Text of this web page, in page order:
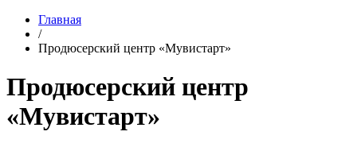
Главная
/
Продюсерский центр «Мувистарт»
Продюсерский центр
«Мувистарт»